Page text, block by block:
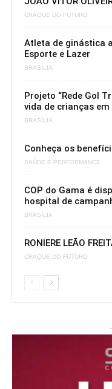
CRAQUE DO FUTURO
Atleta de ginástica
Esporte e Lazer
BRASÍLIA
Projeto “Rede Gol
vida de crianças
BRASÍLIA
Conheça os
SAÚDE E PERFORMANCE
COP do Gama é
hospital de
BRASÍLIA
RONIERE LEÃO
CRAQUE DO FUTURO